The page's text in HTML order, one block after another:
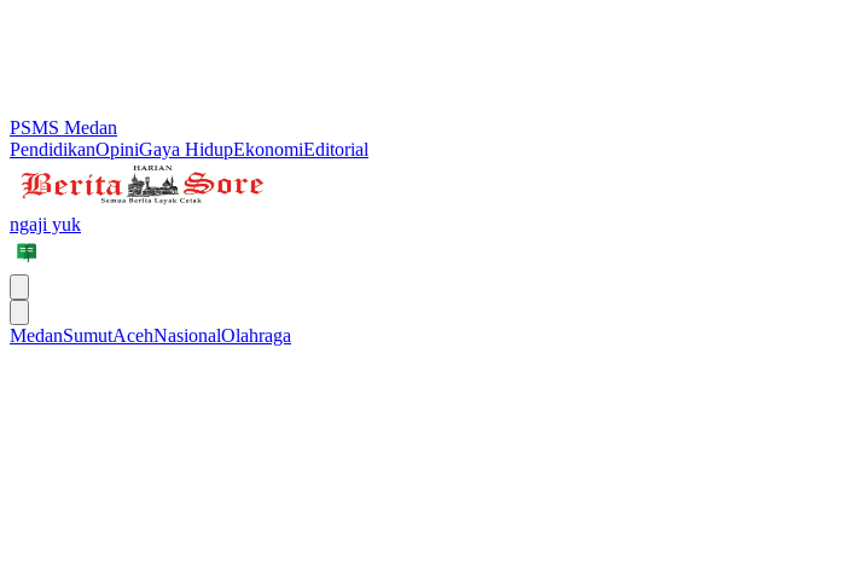
PSMS Medan
PendidikanOpiniGaya HidupEkonomiEditorial
ngaji yuk
MedanSumutAcehNasionalOlahraga